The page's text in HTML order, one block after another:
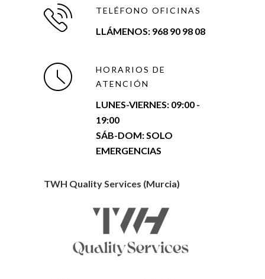
TELÉFONO OFICINAS
LLÁMENOS: 968 90 98 08
HORARIOS DE
ATENCIÓN
LUNES-VIERNES: 09:00 -
19:00
SÁB-DOM: SOLO
EMERGENCIAS
TWH Quality Services (Murcia)